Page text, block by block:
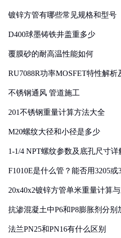
镀锌方管有哪些常见规格和型号
D400球墨铸铁井盖重多少
覆膜砂的耐高温性能如何
RU7088R功率MOSFET特性解
不锈钢通风 管道施工
201不锈钢重量计算方法大全
M20螺纹大径和小径是多少
1-1/4 NPT螺纹参数及底孔尺寸详
F1010E是什么管？能否用3205或
20x40x2镀锌方管单米重量计算
抗渗混凝土中P6和P8膨胀剂分别
法兰PN25和PN16有什么区别